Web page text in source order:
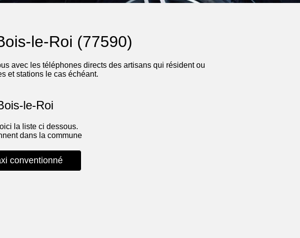
le-Roi (77590)
avec les téléphones directs des artisans qui résident ou
et stations le cas échéant.
le-Roi
la liste ci dessous.
dans la commune
conventionné